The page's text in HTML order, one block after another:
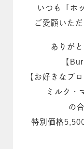
いつも「ホ
ご愛顧いた
ありが
【
【お好きなプ
ミルク・
の
特別価格